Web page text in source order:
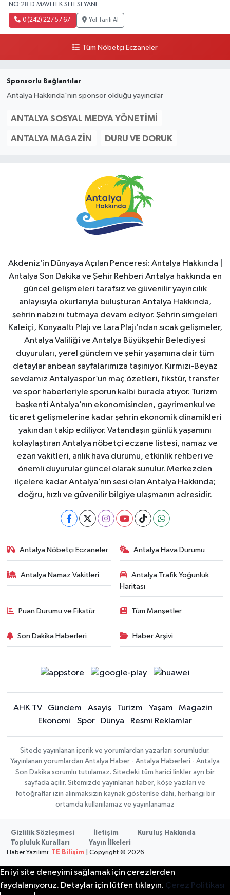
NO:28 D MAVITEK SITESI YANI
0 (242) 227 57 67 Yol Tarifi Al
Tüm Nöbetçi Eczaneler
Sponsorlu Bağlantılar
Antalya Hakkında'nın sponsor olduğu yayıncılar
ANTALYA SOSYAL MEDYA YÖNETIMI
ANTALYA MAGAZIN DURU VE DORUK
Akdeniz’in Dünyaya Açılan Penceresi: Antalya Hakkında |
Antalya Son Dakika ve Şehir Rehberi Antalya hakkında en
güncel gelişmeleri tarafsız ve güvenilir yayıncılık
anlayışıyla okurlarıyla buluşturan Antalya Hakkında,
şehrin nabzını tutmaya devam ediyor. Şehrin simgeleri
Kaleiçi, Konyaaltı Plajı ve Lara Plajı’ndan sıcak gelişmeler,
Antalya Valiliği ve Antalya Büyükşehir Belediyesi
duyuruları, yerel gündem ve şehir yaşamına dair tüm
detaylar anbean sayfalarımıza taşınıyor. Kırmızı-Beyaz
sevdamız Antalyaspor’un maç özetleri, fikstür, transfer
ve spor haberleriyle sporun kalbi burada atıyor. Turizm
başkenti Antalya’nın ekonomisinden, gayrimenkul ve
ticaret gelişmelerine kadar şehrin ekonomik dinamikleri
yakından takip ediliyor. Vatandaşın günlük yaşamını
kolaylaştıran Antalya nöbetçi eczane listesi, namaz ve
ezan vakitleri, anlık hava durumu, etkinlik rehberi ve
önemli duyurular güncel olarak sunulur. Merkezden
ilçelere kadar Antalya’nın sesi olan Antalya Hakkında;
doğru, hızlı ve güvenilir bilgiye ulaşmanın adresidir.
Antalya Nöbetçi Eczaneler Antalya Hava Durumu
Antalya Namaz Vakitleri
Antalya Trafik Yoğunluk
Haritası
Puan Durumu ve Fikstür Tüm Manşetler
Son Dakika Haberleri Haber Arşivi
AHK TV Gündem Asayiş Turizm Yaşam
Magazin
Ekonomi
Spor Dünya Resmi Reklamlar
Sitede yayınlanan içerik ve yorumlardan yazarları sorumludur.
Yayınlanan yorumlardan Antalya Haber - Antalya Haberleri - Antalya
Son Dakika sorumlu tutulamaz. Sitedeki tüm harici linkler ayrı bir
sayfada açılır. Sitemizde yayınlanan haber, köşe yazıları ve
fotoğraflar izin alınmaksızın kaynak gösterilse dahi, herhangi bir
ortamda kullanılamaz ve yayınlanamaz
Gizlilik Sözleşmesi İletişim
Kuruluş Hakkında
Topluluk Kuralları
Yayın İlkeleri
Haber Yazılımı:
TE Bilişim | Copyright © 2026
En iyi site deneyimi sağlamak için çerezlerden
faydalanıyoruz. Detaylar için lütfen tıklayın. Çerez Politikası